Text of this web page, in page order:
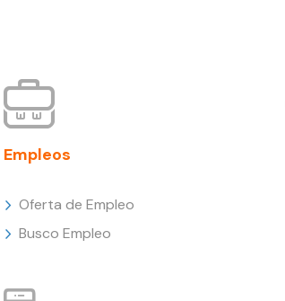
Empleos
Oferta de Empleo
Busco Empleo